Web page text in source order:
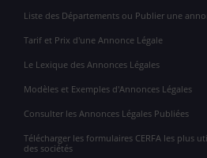
Liste des Départements ou Publier une
Tarif et Prix d'une Annonce Légale
Le Lexique des Annonces Légales
Modèles et Exemples d'Annonces Légales
Consulter les Annonces Légales Publiées
Télécharger les formulaires CERFA les plus
des sociétés